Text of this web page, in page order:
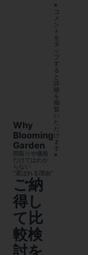
Why
Blooming
Garden
間取りや価格
だけではわか
らない
“選ばれる理由”
ご納
得し
て比
較検
討を
※
コ
メ
ン
ト
を
タ
ッ
プ
す
る
と
詳
細
を
御
覧
い
た
だ
け
ま
す
※